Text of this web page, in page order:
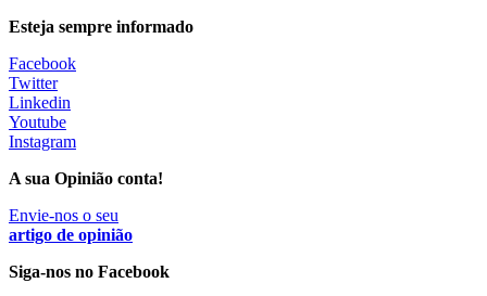
MAIS NOTÍCIAS
Esteja sempre informado
Facebook
Twitter
Linkedin
Youtube
Instagram
A sua Opinião conta!
Envie-nos o seu
artigo de opinião
Siga-nos no Facebook